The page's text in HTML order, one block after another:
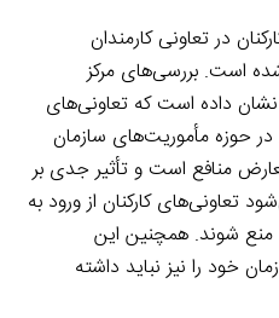
کارکنان در تعاونی کارمندان
شده است. بررسی‌های مرکز
داده است که تعاونی‌های
در حوزه مأموریت‌های سازمان
منافع است و تأثیر جدی بر
تعاونی‌های کارکنان از ورود به
شوند. همچنین این
خود را نیز نباید داشته